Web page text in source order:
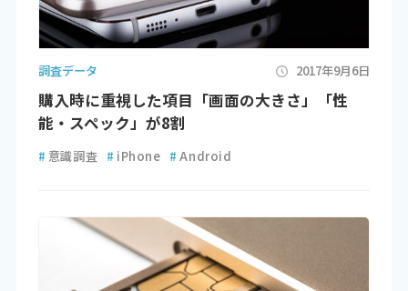
調査データ 2017年9月6日
購入時に重視した項目「画面の大きさ」「性
能・スペック」が8割
# 意識調査 # iPhone # Android